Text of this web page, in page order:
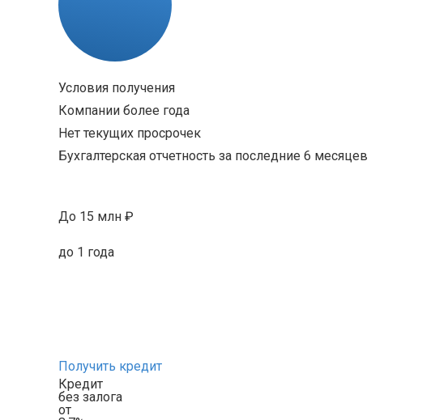
Условия получения
Компании более года
Нет текущих просрочек
Бухгалтерская отчетность за последние 6 месяцев
До 15 млн ₽
до 1 года
Получить кредит
Кредит
без залога
от